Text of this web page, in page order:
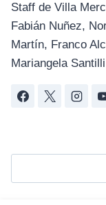
Staff de Villa
Fabián Nuñez,
Martín, Franco
Mariangela Santilli